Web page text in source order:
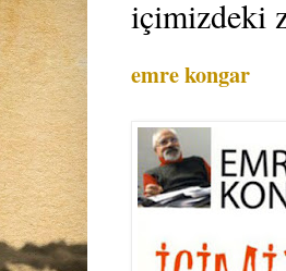
içimizdeki
emre kongar